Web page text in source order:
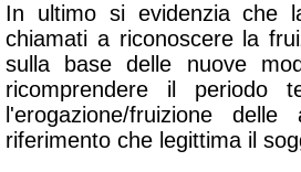
In ultimo si evidenzia che
chiamati a riconoscere la
sulla base delle nuove
ricomprendere il periodo
l'erogazione/fruizione
riferimento che legittima il